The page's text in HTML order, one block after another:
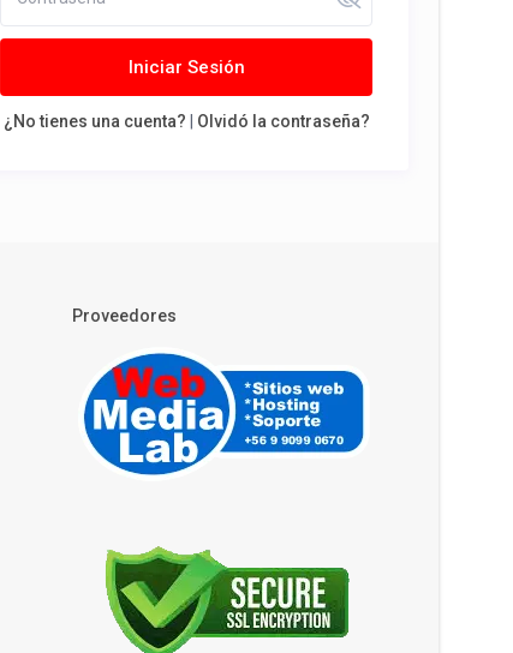
Iniciar Sesión
¿No tienes una cuenta? Olvidó la contraseña?
Proveedores